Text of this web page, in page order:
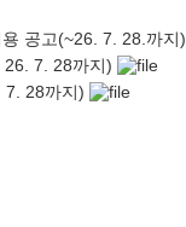
공고(~26. 7. 28.까지)
26. 7. 28까지)
7. 28까지)